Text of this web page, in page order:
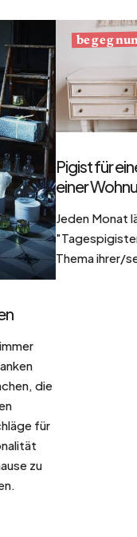
die
für
zu
Pigist für
einer
Jeden Monat
Thema ihrer/